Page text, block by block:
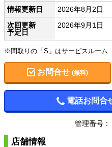
情報更新日
2026年8月2日
次回更新
予定日
2026年9月1日
※間取りの「S」はサービスルーム
お問合せ (無料)
電話お問合
管理番号
店舗情報